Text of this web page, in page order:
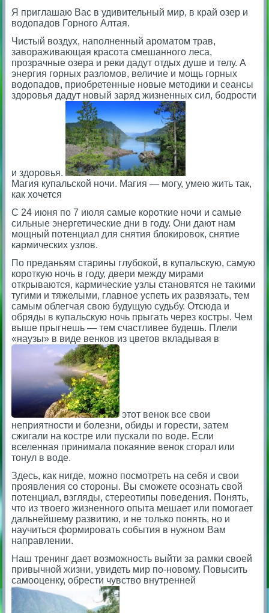
Я приглашаю Вас в удивительный мир, в край озер и
водопадов Горного Алтая.
Чистый воздух, наполненный ароматом трав,
завораживающая красота смешанного леса,
прозрачные озера и реки дадут отдых душе и телу. А
энергия горных разломов, величие и мощь горных
водопадов, приобретенные новые методики и сеансы
здоровья дадут новый заряд жизненных сил, бодрости
и здоровья.
Магия купальской ночи. Магия — могу, умею жить так,
как хочется
С 24 июня по 7 июля самые короткие ночи и самые
сильные энергетические дни в году. Они дают нам
мощный потенциал для снятия блокировок, снятие
кармических узлов.
По преданьям старины глубокой, в купальскую, самую
короткую ночь в году, двери между мирами
открываются, кармические узлы становятся не такими
тугими и тяжелыми, главное успеть их развязать, тем
самым облегчая свою будущую судьбу. Отсюда и
обряды в купальскую ночь прыгать через костры. Чем
выше прыгнешь — тем счастливее будешь. Плели
«наузы» в виде венков из цветов вкладывая в
этот венок все свои
неприятности и болезни, обиды и горести, затем
сжигали на костре или пускали по воде. Если
вселенная принимала покаяние венок сгорал или
тонул в воде.
Здесь, как нигде, можно посмотреть на себя и свои
проявления со стороны. Вы сможете осознать свой
потенциал, взгляды, стереотипы поведения. Понять,
что из твоего жизненного опыта мешает или помогает
дальнейшему развитию, и не только понять, но и
научиться формировать события в нужном Вам
направлении.
Наш тренинг дает возможность выйти за рамки своей
привычной жизни, увидеть мир по-новому. Повысить
самооценку, обрести чувство внутренней